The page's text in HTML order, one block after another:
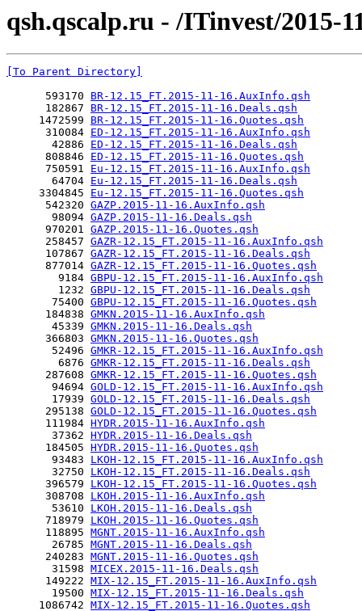
qsh.qscalp.ru - /ITinvest/2015-
[To Parent Directory]
      593170
BR-12.15_FT.2015-11-16.AuxInfo.qsh
      182867
BR-12.15_FT.2015-11-16.Deals.qsh
     1472599
BR-12.15_FT.2015-11-16.Quotes.qsh
      310084
ED-12.15_FT.2015-11-16.AuxInfo.qsh
       42886
ED-12.15_FT.2015-11-16.Deals.qsh
      808846
ED-12.15_FT.2015-11-16.Quotes.qsh
      750591
Eu-12.15_FT.2015-11-16.AuxInfo.qsh
       64704
Eu-12.15_FT.2015-11-16.Deals.qsh
     3304845
Eu-12.15_FT.2015-11-16.Quotes.qsh
      542320
GAZP.2015-11-16.AuxInfo.qsh
       98094
GAZP.2015-11-16.Deals.qsh
      970201
GAZP.2015-11-16.Quotes.qsh
      258457
GAZR-12.15_FT.2015-11-16.AuxInfo.qsh
      107867
GAZR-12.15_FT.2015-11-16.Deals.qsh
      877014
GAZR-12.15_FT.2015-11-16.Quotes.qsh
        9184
GBPU-12.15_FT.2015-11-16.AuxInfo.qsh
        1232
GBPU-12.15_FT.2015-11-16.Deals.qsh
       75400
GBPU-12.15_FT.2015-11-16.Quotes.qsh
      184838
GMKN.2015-11-16.AuxInfo.qsh
       45339
GMKN.2015-11-16.Deals.qsh
      366803
GMKN.2015-11-16.Quotes.qsh
       52496
GMKR-12.15_FT.2015-11-16.AuxInfo.qsh
        6876
GMKR-12.15_FT.2015-11-16.Deals.qsh
      287608
GMKR-12.15_FT.2015-11-16.Quotes.qsh
       94694
GOLD-12.15_FT.2015-11-16.AuxInfo.qsh
       17939
GOLD-12.15_FT.2015-11-16.Deals.qsh
      295138
GOLD-12.15_FT.2015-11-16.Quotes.qsh
      111984
HYDR.2015-11-16.AuxInfo.qsh
       37362
HYDR.2015-11-16.Deals.qsh
      184505
HYDR.2015-11-16.Quotes.qsh
       93483
LKOH-12.15_FT.2015-11-16.AuxInfo.qsh
       32750
LKOH-12.15_FT.2015-11-16.Deals.qsh
      396579
LKOH-12.15_FT.2015-11-16.Quotes.qsh
      308708
LKOH.2015-11-16.AuxInfo.qsh
       53610
LKOH.2015-11-16.Deals.qsh
      718979
LKOH.2015-11-16.Quotes.qsh
      118895
MGNT.2015-11-16.AuxInfo.qsh
       26785
MGNT.2015-11-16.Deals.qsh
      240283
MGNT.2015-11-16.Quotes.qsh
       31598
MICEX.2015-11-16.Deals.qsh
      149222
MIX-12.15_FT.2015-11-16.AuxInfo.qsh
       19500
MIX-12.15_FT.2015-11-16.Deals.qsh
     1086742
MIX-12.15_FT.2015-11-16.Quotes.qsh